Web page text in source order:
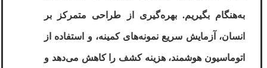
به‌هنگام بگیریم. بهره‌گیری از طراحی متمرکز بر
انسان، آزمایش سریع نمونه‌های کمینه، و استفاده از
اتوماسیون هوشمند، هزینه کشف را کاهش می‌دهد و